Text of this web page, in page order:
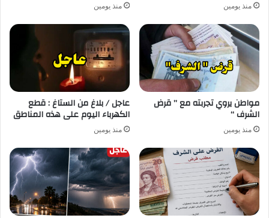
منذ يومين منذ يومين
مواطن يروي تجربته مع ” قرض
الشرف “
منذ يومين
عاجل / بلاغ من الستاغ : قطع
الكهرباء اليوم على هذه المناطق
منذ يومين